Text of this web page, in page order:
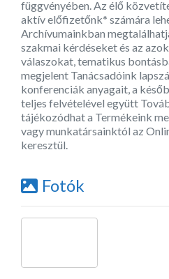
függvényében. Az élő
aktív előfizetőnk* számára
Archívumainkban
szakmai kérdéseket és az
válaszokat, tematikus
megjelent Tanácsadóink
konferenciák anyagait, a
teljes felvételével együtt
tájékozódhat a Termékeink
vagy munkatársainktól az
keresztül.
Fotók